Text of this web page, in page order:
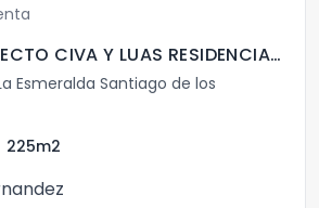
VENTA DE PROYECTO CIVA Y LUAS RESIDENCIAS LA ESMERALDA
Esmeralda Santiago de los
225m2